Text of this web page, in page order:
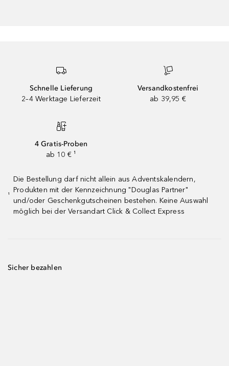
Schnelle Lieferung
2–4 Werktage Lieferzeit
Versandkostenfrei
ab 39,95 €
4 Gratis-Proben
ab 10 € ¹
¹
Die Bestellung darf nicht allein aus Adventskalendern,
Produkten mit der Kennzeichnung "Douglas Partner"
und/oder Geschenkgutscheinen bestehen. Keine Auswahl
möglich bei der Versandart Click & Collect Express
Sicher bezahlen